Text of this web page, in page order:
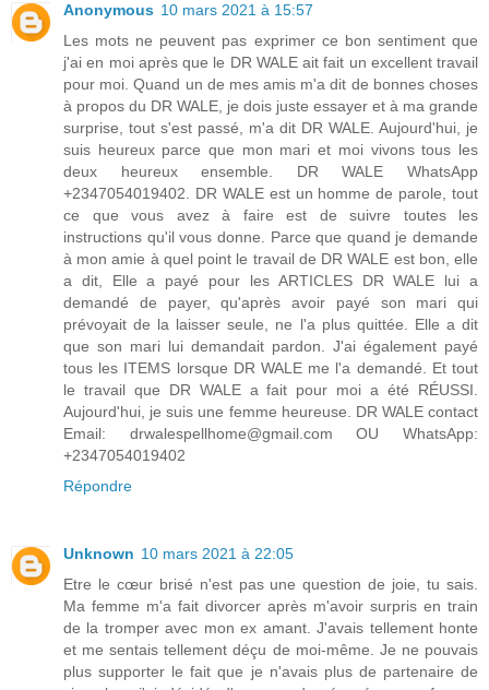
Anonymous 10 mars 2021 à 15:57
Les mots ne peuvent pas exprimer ce bon sentiment que
j'ai en moi après que le DR WALE ait fait un excellent travail
pour moi. Quand un de mes amis m'a dit de bonnes choses
à propos du DR WALE, je dois juste essayer et à ma grande
surprise, tout s'est passé, m'a dit DR WALE. Aujourd'hui, je
suis heureux parce que mon mari et moi vivons tous les
deux heureux ensemble. DR WALE WhatsApp
+2347054019402. DR WALE est un homme de parole, tout
ce que vous avez à faire est de suivre toutes les
instructions qu'il vous donne. Parce que quand je demande
à mon amie à quel point le travail de DR WALE est bon, elle
a dit, Elle a payé pour les ARTICLES DR WALE lui a
demandé de payer, qu'après avoir payé son mari qui
prévoyait de la laisser seule, ne l'a plus quittée. Elle a dit
que son mari lui demandait pardon. J'ai également payé
tous les ITEMS lorsque DR WALE me l'a demandé. Et tout
le travail que DR WALE a fait pour moi a été RÉUSSI.
Aujourd'hui, je suis une femme heureuse. DR WALE contact
Email: drwalespellhome@gmail.com OU WhatsApp:
+2347054019402
Répondre
Unknown 10 mars 2021 à 22:05
Etre le cœur brisé n'est pas une question de joie, tu sais.
Ma femme m'a fait divorcer après m'avoir surpris en train
de la tromper avec mon ex amant. J'avais tellement honte
et me sentais tellement déçu de moi-même. Je ne pouvais
plus supporter le fait que je n'avais plus de partenaire de